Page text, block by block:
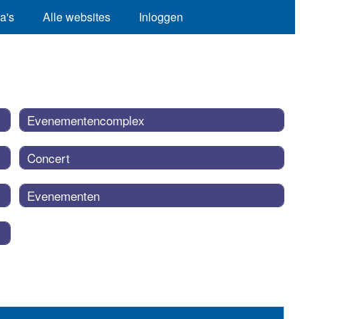
Alle websites Inloggen
Evenementencomplex
Concert
Evenementen